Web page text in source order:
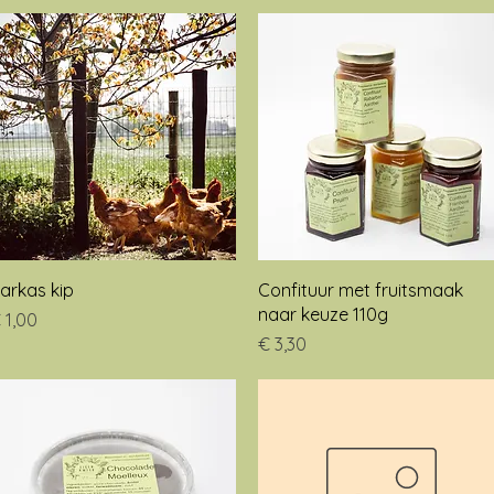
Snel overzicht
kip
Snel overzicht
Confituur met fruitsmaak
naar keuze 110g
Prijs
€ 3,30